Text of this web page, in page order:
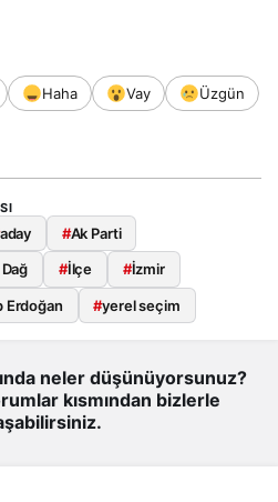
Haha Vay
Üzgün
aday #Ak Parti
#İlçe #İzmir
Erdoğan #yerel seçim
neler düşünüyorsunuz?
kısmından bizlerle